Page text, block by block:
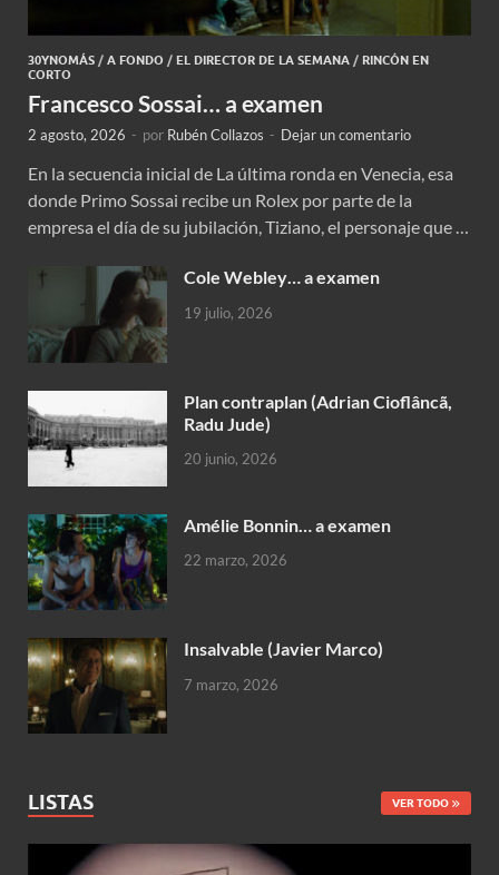
30YNOMÁS / A FONDO / EL DIRECTOR DE LA SEMANA / RINCÓN EN
CORTO
Francesco Sossai… a examen
2 agosto, 2026 - por Rubén Collazos - Dejar un comentario
En la secuencia inicial de La última ronda en Venecia, esa
donde Primo Sossai recibe un Rolex por parte de la
empresa el día de su jubilación, Tiziano, el personaje que …
Cole Webley… a examen
19 julio, 2026
Plan contraplan (Adrian Cioflâncã,
Radu Jude)
20 junio, 2026
Amélie Bonnin… a examen
22 marzo, 2026
Insalvable (Javier Marco)
7 marzo, 2026
LISTAS VER TODO